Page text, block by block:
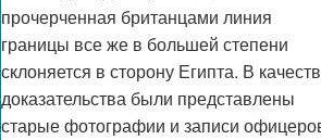
прочерченная британцами линия
границы все же в большей степени
склоняется в сторону Египта. В
доказательства были представлены
старые фотографии и записи